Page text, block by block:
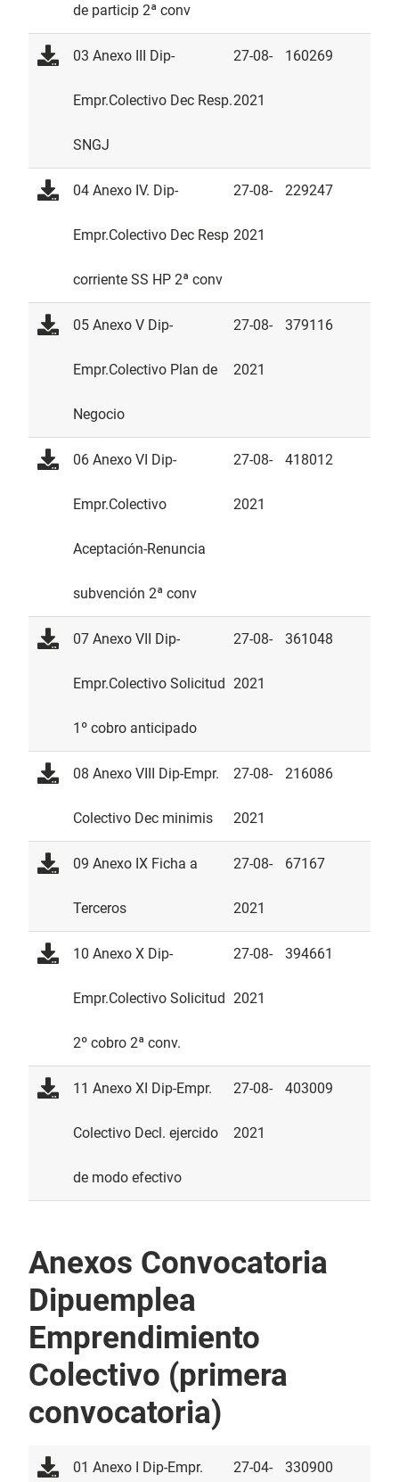
de particip 2ª conv
03 Anexo III Dip-
Empr.Colectivo Dec Resp.
SNGJ
27-08-
2021
160269
04 Anexo IV. Dip-
Empr.Colectivo Dec Resp
corriente SS HP 2ª conv
27-08-
2021
229247
05 Anexo V Dip-
Empr.Colectivo Plan de
Negocio
27-08-
2021
379116
06 Anexo VI Dip-
Empr.Colectivo
Aceptación-Renuncia
subvención 2ª conv
27-08-
2021
418012
07 Anexo VII Dip-
Empr.Colectivo Solicitud
1º cobro anticipado
27-08-
2021
361048
08 Anexo VIII Dip-Empr.
Colectivo Dec minimis
27-08-
2021
216086
09 Anexo IX Ficha a
Terceros
27-08-
2021
67167
10 Anexo X Dip-
Empr.Colectivo Solicitud
2º cobro 2ª conv.
27-08-
2021
394661
11 Anexo XI Dip-Empr.
Colectivo Decl. ejercido
de modo efectivo
27-08-
2021
403009
Anexos Convocatoria
Dipuemplea
Emprendimiento
Colectivo (primera
convocatoria)
01 Anexo I Dip-Empr. 27-04- 330900